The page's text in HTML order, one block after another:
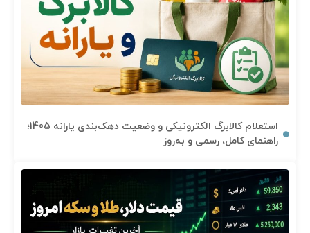
استعلام کالابرگ الکترونیکی و وضعیت دهک‌بندی یارانه 1405؛
راهنمای کامل، رسمی و به‌روز